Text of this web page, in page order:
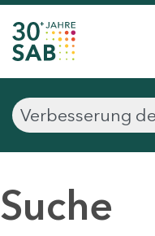
Suche